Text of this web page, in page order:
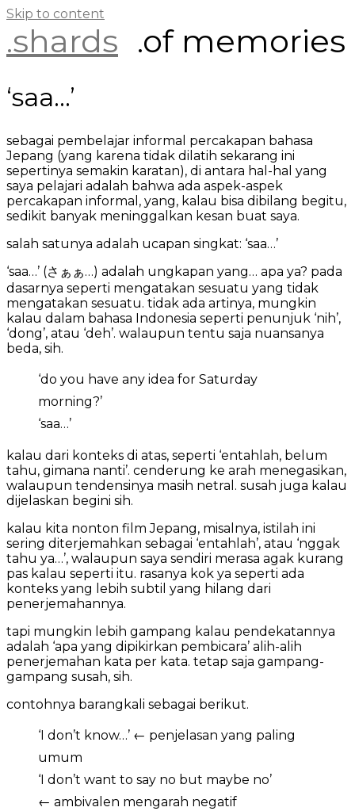
Skip to content
.shards .of memories
‘saa…’
sebagai pembelajar informal percakapan bahasa
Jepang (yang karena tidak dilatih sekarang ini
sepertinya semakin karatan), di antara hal-hal yang
saya pelajari adalah bahwa ada aspek-aspek
percakapan informal, yang, kalau bisa dibilang begitu,
sedikit banyak meninggalkan kesan buat saya.
salah satunya adalah ucapan singkat: ‘saa…’
‘saa…’ (さぁぁ…) adalah ungkapan yang… apa ya? pada
dasarnya seperti mengatakan sesuatu yang tidak
mengatakan sesuatu. tidak ada artinya, mungkin
kalau dalam bahasa Indonesia seperti penunjuk ‘nih’,
‘dong’, atau ‘deh’. walaupun tentu saja nuansanya
beda, sih.
‘do you have any idea for Saturday
morning?’
‘saa…’
kalau dari konteks di atas, seperti ‘entahlah, belum
tahu, gimana nanti’. cenderung ke arah menegasikan,
walaupun tendensinya masih netral. susah juga kalau
dijelaskan begini sih.
kalau kita nonton film Jepang, misalnya, istilah ini
sering diterjemahkan sebagai ‘entahlah’, atau ‘nggak
tahu ya…’, walaupun saya sendiri merasa agak kurang
pas kalau seperti itu. rasanya kok ya seperti ada
konteks yang lebih subtil yang hilang dari
penerjemahannya.
tapi mungkin lebih gampang kalau pendekatannya
adalah ‘apa yang dipikirkan pembicara’ alih-alih
penerjemahan kata per kata. tetap saja gampang-
gampang susah, sih.
contohnya barangkali sebagai berikut.
‘I don’t know…’ ← penjelasan yang paling
umum
‘I don’t want to say no but maybe no’
← ambivalen mengarah negatif